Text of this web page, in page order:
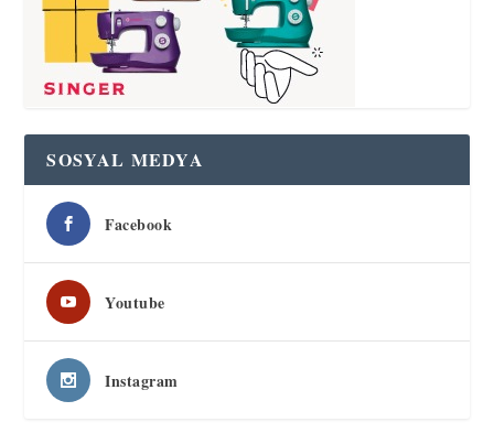
SOSYAL MEDYA
Facebook
Youtube
Instagram